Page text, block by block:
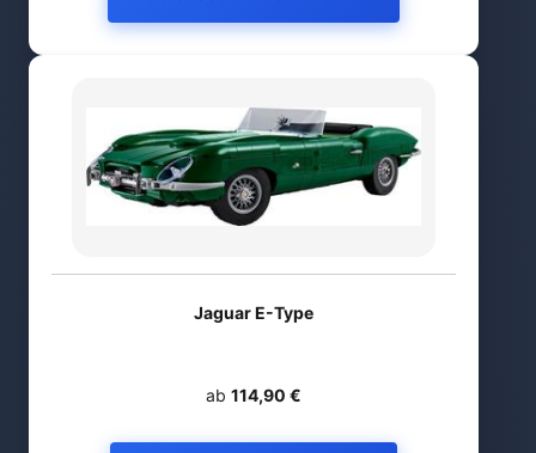
Jaguar E-Type
ab 114,90 €